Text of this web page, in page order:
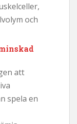
och
att
spela en